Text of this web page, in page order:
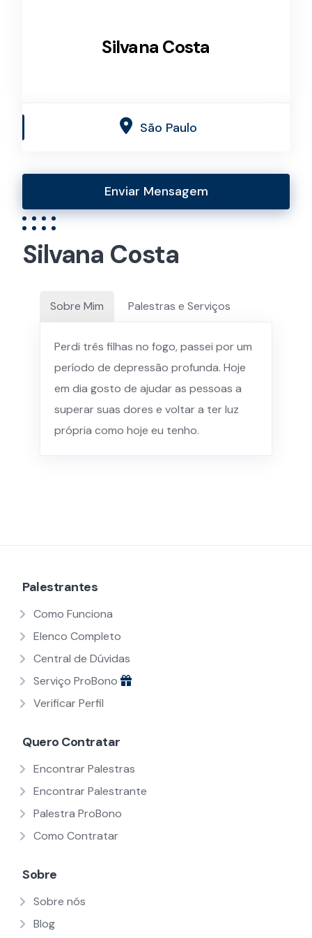
Silvana Costa
São Paulo
Enviar Mensagem
Silvana Costa
Sobre Mim Palestras e Serviços
Perdi três filhas no fogo, passei por um
período de depressão profunda. Hoje
em dia gosto de ajudar as pessoas a
superar suas dores e voltar a ter luz
própria como hoje eu tenho.
Palestrantes
Como Funciona
Elenco Completo
Central de Dúvidas
Serviço ProBono
Verificar Perfil
Quero Contratar
Encontrar Palestras
Encontrar Palestrante
Palestra ProBono
Como Contratar
Sobre
Sobre nós
Blog